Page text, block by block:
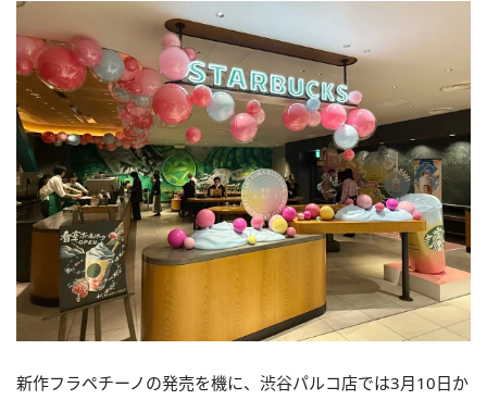
新作フラペチーノの発売を機に、渋谷パルコ店では3月10日か